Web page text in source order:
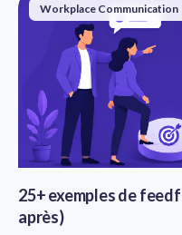
Workplace Communication
25+ exemples de
après)